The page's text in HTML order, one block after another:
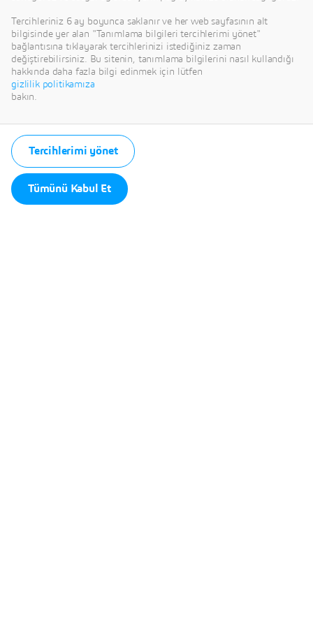
This content is hosted by a third party. By showing the external
content you accept the terms and conditions of www.youtube.com.
Tercihleriniz 6 ay boyunca saklanır ve her web sayfasının alt
bilgisinde yer alan "Tanımlama bilgileri tercihlerimi yönet"
bağlantısına tıklayarak tercihlerinizi istediğiniz zaman
değiştirebilirsiniz. Bu sitenin, tanımlama bilgilerini nasıl kullandığı
hakkında daha fazla bilgi edinmek için lütfen
gizlilik politikamıza
bakın.
Tümünü Kabul Et
Tercihlerimi yönet